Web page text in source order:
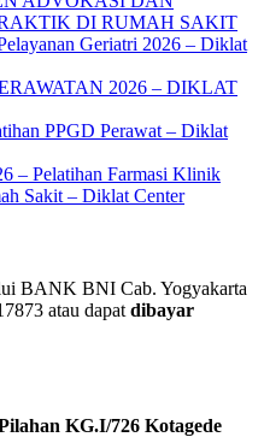
DI RUMAH SAKIT
Geriatri 2026 – Diklat
2026 – DIKLAT
PPGD Perawat – Diklat
– Pelatihan Farmasi Klinik
Sakit – Diklat Center
BANK BNI Cab. Yogyakarta
atau dapatdibayar
KG.I/726 Kotagede